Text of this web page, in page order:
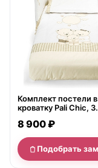
Комплект постели в
кроватку Pali Chic, 3
8 900 ₽
Подобрать